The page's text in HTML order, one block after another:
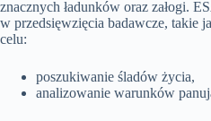
znacznych ładunków oraz załogi.
w przedsięwzięcia badawcze, takie
celu:
poszukiwanie śladów życia,
analizowanie warunków